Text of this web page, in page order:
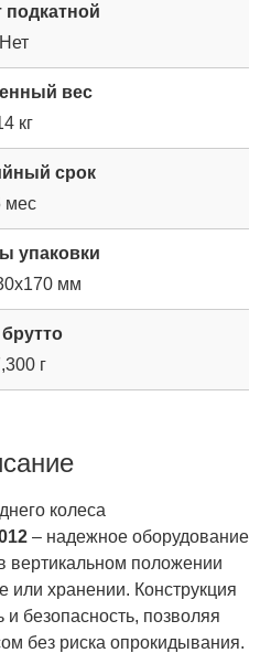
подкатной
Нет
вес
кг
срок
мес
упаковки
мм
г
колеса
– надежное оборудование
вертикальном положении
или хранении. Конструкция
и безопасность, позволяя
без риска опрокидывания.